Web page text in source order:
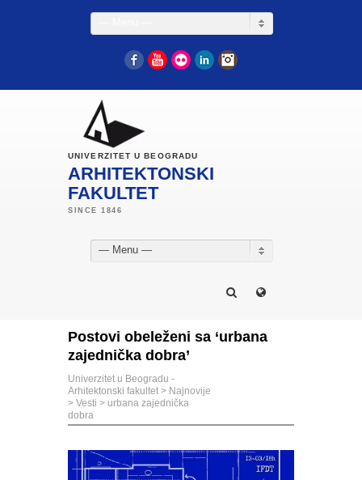
FacebookYouTube
Flickr LinkedIn
UNIVERZITET U BEOGRADU
ARHITEKTONSKI
FAKULTET
— Menu —
Postovi obeleženi sa ‘urbana
zajednička dobra’
Univerzitet u Beogradu -
Arhitektonski fakultet > Najnovije
> Vesti > urbana zajednička
dobra